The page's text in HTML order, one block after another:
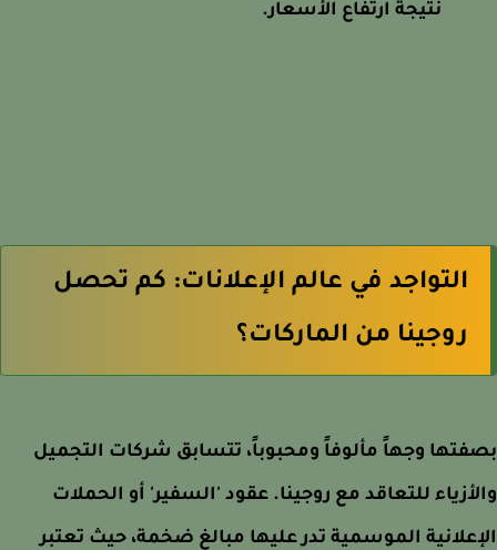
نتيجة ارتفاع الأسعار.
التواجد في عالم الإعلانات: كم تحصل
روجينا من الماركات؟
وجهاً مألوفاً ومحبوباً، تتسابق شركات التجميل
للتعاقد مع روجينا. عقود 'السفير' أو الحملات
الموسمية تدر عليها مبالغ ضخمة، حيث تعتبر